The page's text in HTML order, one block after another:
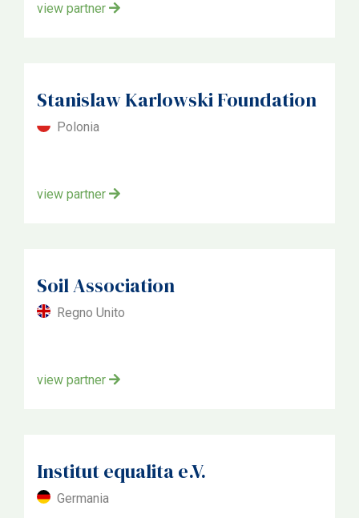
view partner
Stanislaw Karlowski Foundation
Polonia
view partner
Soil Association
Regno Unito
view partner
Institut equalita e.V.
Germania